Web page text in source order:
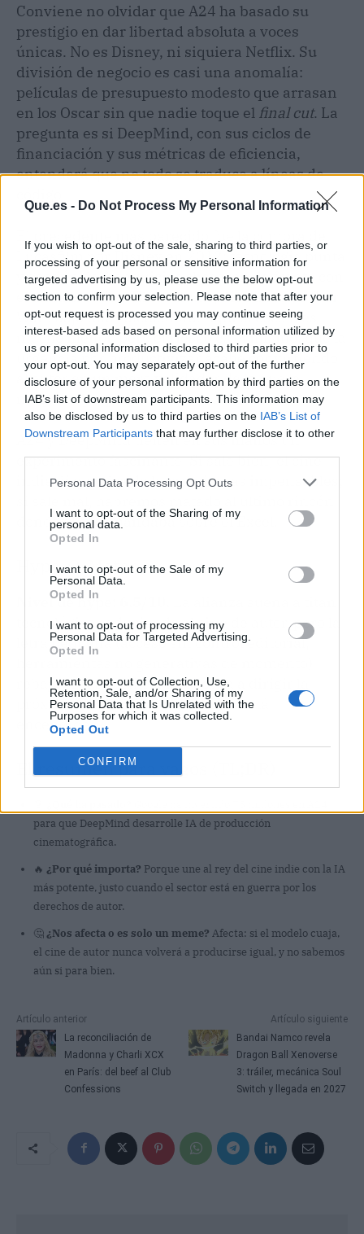
Que.es - Do Not Process My Personal Information
If you wish to opt-out of the sale, sharing to third parties, or
processing of your personal or sensitive information for
targeted advertising by us, please use the below opt-out
section to confirm your selection. Please note that after your
opt-out request is processed you may continue seeing
interest-based ads based on personal information utilized by
us or personal information disclosed to third parties prior to
your opt-out. You may separately opt-out of the further
disclosure of your personal information by third parties on the
IAB’s list of downstream participants. This information may
also be disclosed by us to third parties on the IAB’s List of
Downstream Participants that may further disclose it to other
Personal Data Processing Opt Outs
I want to opt-out of the Sharing of my
personal data.
Opted In
I want to opt-out of the Sale of my
Personal Data.
Opted In
I want to opt-out of processing my
Personal Data for Targeted Advertising.
Opted In
I want to opt-out of Collection, Use,
Retention, Sale, and/or Sharing of my
Personal Data that Is Unrelated with the
Purposes for which it was collected.
Opted Out
CONFIRM
Conviene no olvidar que A24 ha basado su
prestigio en dar libertad absoluta a voces
únicas. No es Disney, ni siquiera Netflix. Su
división de negocio es casi una anomalía:
películas de presupuesto modesto que arrasan
en los Oscar sin que nadie toque el final cut. La
pregunta es si DeepMind, con sus ciclos de
financiación y sus métricas de eficiencia,
entenderá que no todo se traduce a líneas de
Lucasfilm por Disney en 2012: tecnología punta
y gestión de franquicias chocaron de frente con
el alma creativa. El resultado, diez años de Star
Wars bajo una calculadora. Aquí la escala es
mucho menor, pero el riesgo es el mismo: que la
urgencia por productivizar acabe convirtiendo
al autor en un mero validador de lo que la
máquina propone.
A24 y DeepMind tienen en sus manos un
experimento fascinante. Si sale bien, el cine
indie dispondrá de herramientas impensables;
donde el arte mandaba sobre el Excel.
Hype-O-Meter
Nivel de hype: 6.5/10.
tecnológico seduciendo al cine de autor, pero la
letra pequeña (acceso sin control editorial,
herramientas no generativas de momento)
rebaja el susto. Ningún robot va a dirigir la
próxima Pearl, pero la mecha ya está
encendida.
El resumen para vagos (TL;DR)
para que DeepMind desarrolle IA de producción
cinematográfica.
🔥 ¿Por qué importa? Porque une al rey del cine indie con la IA
más potente, justo cuando el sector está en guerra por los
derechos de autor.
🤔¿Nos afecta o es solo un meme? Afecta: si el modelo cuaja,
el cine de autor nunca volverá a producirse igual, y no sabemos
aún si para bien.
Artículo anterior
La reconciliación de
Madonna y Charli XCX
en París: del beef al Club
Confessions
Artículo siguiente
Bandai Namco revela
Dragon Ball Xenoverse
3: tráiler, mecánica Soul
Switch y llegada en 2027